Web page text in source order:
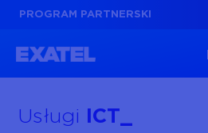
PROGRAM PARTNERSKI
Usługi ICT